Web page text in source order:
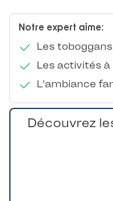
Notre expert aime:
Les
Les activités
L'ambiance
Découvrez